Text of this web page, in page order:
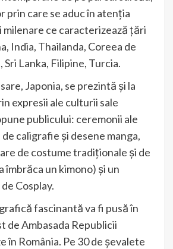
prin care se aduc în atenția
ce caracterizează țări
India, Thailanda, Coreea de
Sri Lanka, Filipine, Turcia.
Japonia, se prezintă și la
expresii ale culturii sale
publicului: ceremonii ale
caligrafie și desene manga,
de costume tradiționale și de
îmbrăca un kimono) și un
Cosplay.
fascinantă va fi pusă în
de Ambasada Republicii
în România. Pe 30 de șevalete